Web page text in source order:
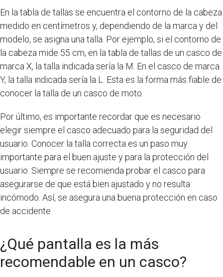
En la tabla de tallas se encuentra el contorno de la cabeza
medido en centímetros y, dependiendo de la marca y del
modelo, se asigna una talla. Por ejemplo, si el contorno de
la cabeza mide 55 cm, en la tabla de tallas de un casco de
marca X, la talla indicada sería la M. En el casco de marca
Y, la talla indicada sería la L. Esta es la forma más fiable de
conocer la talla de un casco de moto.
Por último, es importante recordar que es necesario
elegir siempre el casco adecuado para la seguridad del
usuario. Conocer la talla correcta es un paso muy
importante para el buen ajuste y para la protección del
usuario. Siempre se recomienda probar el casco para
asegurarse de que está bien ajustado y no resulta
incómodo. Así, se asegura una buena protección en caso
de accidente.
¿Qué pantalla es la más
recomendable en un casco?